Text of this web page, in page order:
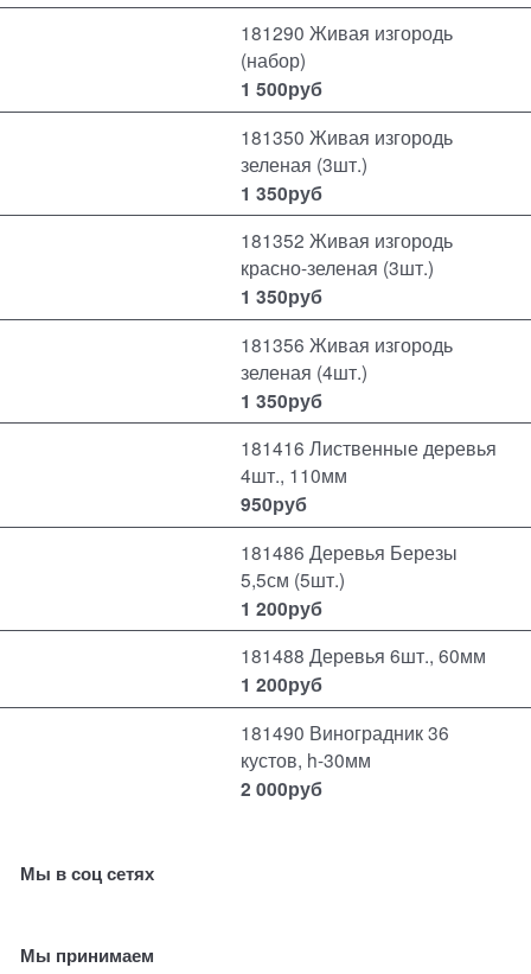
181290 Живая изгородь
(набор)
1 500руб
181350 Живая изгородь
зеленая (3шт.)
1 350руб
181352 Живая изгородь
красно-зеленая (3шт.)
1 350руб
181356 Живая изгородь
зеленая (4шт.)
1 350руб
181416 Лиственные деревья
4шт., 110мм
950руб
181486 Деревья Березы
5,5см (5шт.)
1 200руб
181488 Деревья 6шт., 60мм
1 200руб
181490 Виноградник 36
кустов, h-30мм
2 000руб
Мы в соц сетях
Мы принимаем